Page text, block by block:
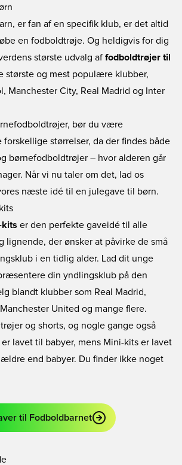
er fan af en specifik klub, er det altid
en fodboldtrøje. Og heldigvis for dig
største udvalg affodboldtrøjer til
største og mest populære klubber,
, Manchester City, Real Madrid og
Inter
bør du være
størrelser, da der findes både
børnefodboldtrøjer – hvor alderen går
Når vi nu taler om det, lad os
næste idé til en julegave til børn.
kits er den perfekte gaveidé til alle
lignende, der ønsker at påvirke de små
i en tidlig alder. Lad dit unge
din yndlingsklub på den
blandt klubber som Real Madrid,
Manchester United og mange flere.
og shorts, og nogle gange også
lavet til babyer, mens Mini-kits er lavet
end babyer. Du finder ikke noget
til Fodboldbarnet